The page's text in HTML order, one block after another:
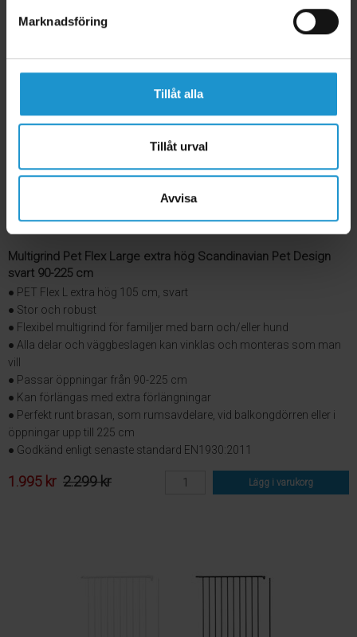
Marknadsföring
Tillåt alla
Tillåt urval
Avvisa
Multigrind Pet Flex Large extra hög Scandinavian Pet Design
svart 90-225 cm
● PET Flex L extra hög 105 cm, svart
● Stor och robust
● Flexibel multigrind för familjer med barn och/eller hund
● Alla delar och väggbeslagen kan vinklas och monteras som man
vill
● Passar öppningar från 90-225 cm
● Kan förlängas med extra förlängningar
● Perfekt runt brasan, som rumsavdelare, vid balkongdörren eller i
öppningar upp till 225 cm
● Godkänd enligt senaste standard EN1930:2011
1.995 kr 2.299 kr Lägg i varukorg